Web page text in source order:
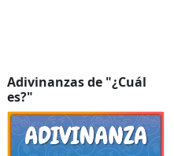
Adivinanzas de "¿Cuál
es?"